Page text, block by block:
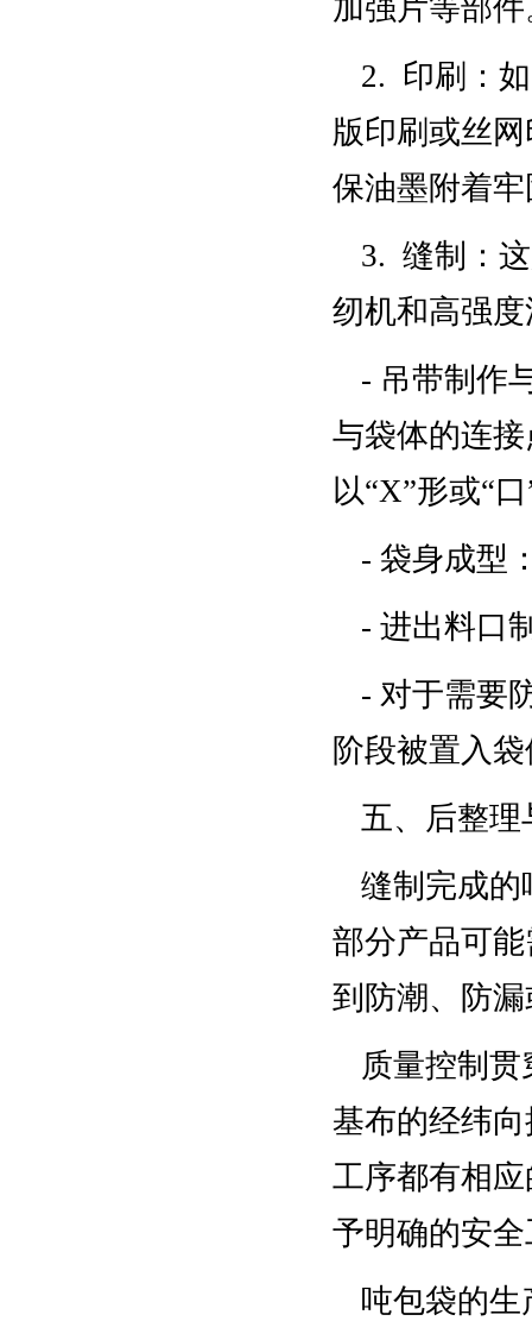
加强片等部
2. 印刷：
版印刷或丝
保油墨附着
3. 缝制：
纫机和高强
- 吊带制作
与袋体的连
以“X”形或“
- 袋身成型
- 进出料口
- 对于需要
阶段被置入
五、后整理
缝制完成的
部分产品可
到防潮、防
质量控制
基布的经纬
工序都有相
予明确的安
吨包袋的